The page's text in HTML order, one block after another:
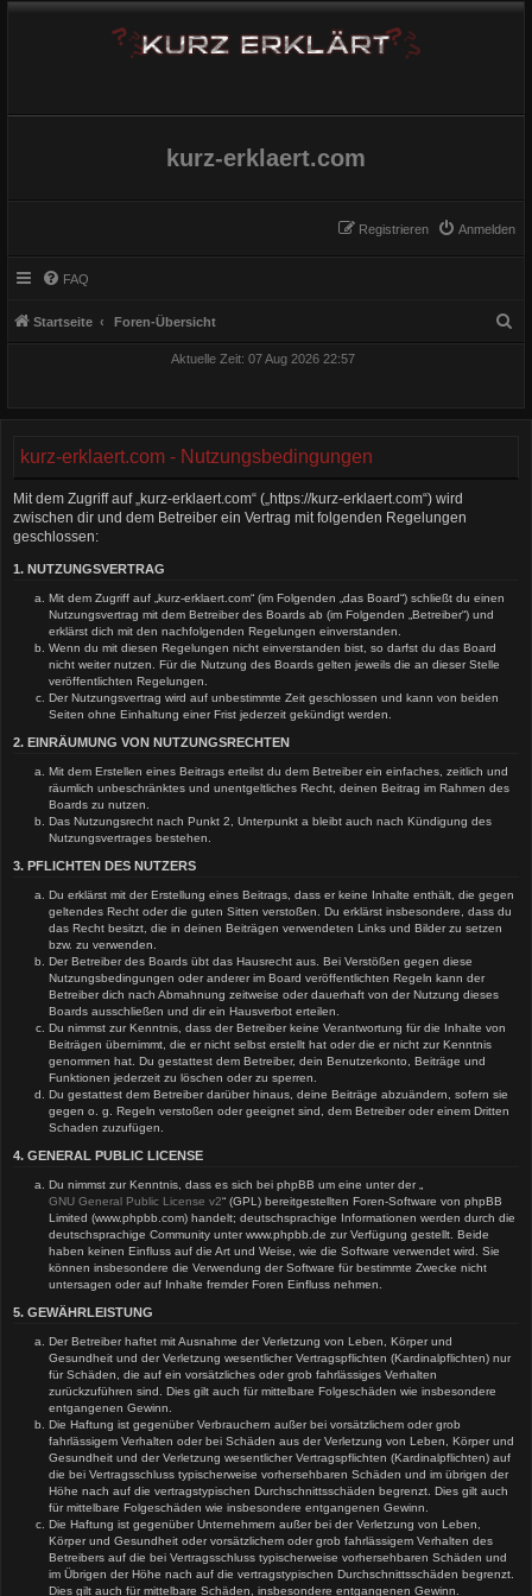
kurz-erklaert.com
Anmelden
Registrieren
FAQ
Startseite Foren-Übersicht
Aktuelle Zeit: 07 Aug 2026 22:57
kurz-erklaert.com - Nutzungsbedingungen
Mit dem Zugriff auf „kurz-erklaert.com“ („https://kurz-erklaert.com“) wird
zwischen dir und dem Betreiber ein Vertrag mit folgenden Regelungen
geschlossen:
1. NUTZUNGSVERTRAG
Mit dem Zugriff auf „kurz-erklaert.com“ (im Folgenden „das Board“) schließt du einen
Nutzungsvertrag mit dem Betreiber des Boards ab (im Folgenden „Betreiber“) und
erklärst dich mit den nachfolgenden Regelungen einverstanden.
Wenn du mit diesen Regelungen nicht einverstanden bist, so darfst du das Board
nicht weiter nutzen. Für die Nutzung des Boards gelten jeweils die an dieser Stelle
veröffentlichten Regelungen.
Der Nutzungsvertrag wird auf unbestimmte Zeit geschlossen und kann von beiden
Seiten ohne Einhaltung einer Frist jederzeit gekündigt werden.
2. EINRÄUMUNG VON NUTZUNGSRECHTEN
Mit dem Erstellen eines Beitrags erteilst du dem Betreiber ein einfaches, zeitlich und
räumlich unbeschränktes und unentgeltliches Recht, deinen Beitrag im Rahmen des
Boards zu nutzen.
Das Nutzungsrecht nach Punkt 2, Unterpunkt a bleibt auch nach Kündigung des
Nutzungsvertrages bestehen.
3. PFLICHTEN DES NUTZERS
Du erklärst mit der Erstellung eines Beitrags, dass er keine Inhalte enthält, die gegen
geltendes Recht oder die guten Sitten verstoßen. Du erklärst insbesondere, dass du
das Recht besitzt, die in deinen Beiträgen verwendeten Links und Bilder zu setzen
bzw. zu verwenden.
Der Betreiber des Boards übt das Hausrecht aus. Bei Verstößen gegen diese
Nutzungsbedingungen oder anderer im Board veröffentlichten Regeln kann der
Betreiber dich nach Abmahnung zeitweise oder dauerhaft von der Nutzung dieses
Boards ausschließen und dir ein Hausverbot erteilen.
Du nimmst zur Kenntnis, dass der Betreiber keine Verantwortung für die Inhalte von
Beiträgen übernimmt, die er nicht selbst erstellt hat oder die er nicht zur Kenntnis
genommen hat. Du gestattest dem Betreiber, dein Benutzerkonto, Beiträge und
Funktionen jederzeit zu löschen oder zu sperren.
Du gestattest dem Betreiber darüber hinaus, deine Beiträge abzuändern, sofern sie
gegen o. g. Regeln verstoßen oder geeignet sind, dem Betreiber oder einem Dritten
Schaden zuzufügen.
4. GENERAL PUBLIC LICENSE
Du nimmst zur Kenntnis, dass es sich bei phpBB um eine unter der „
GNU General Public License v2“ (GPL) bereitgestellten Foren-Software von phpBB
Limited (www.phpbb.com) handelt; deutschsprachige Informationen werden durch die
deutschsprachige Community unter www.phpbb.de zur Verfügung gestellt. Beide
haben keinen Einfluss auf die Art und Weise, wie die Software verwendet wird. Sie
können insbesondere die Verwendung der Software für bestimmte Zwecke nicht
untersagen oder auf Inhalte fremder Foren Einfluss nehmen.
5. GEWÄHRLEISTUNG
Der Betreiber haftet mit Ausnahme der Verletzung von Leben, Körper und
Gesundheit und der Verletzung wesentlicher Vertragspflichten (Kardinalpflichten) nur
für Schäden, die auf ein vorsätzliches oder grob fahrlässiges Verhalten
zurückzuführen sind. Dies gilt auch für mittelbare Folgeschäden wie insbesondere
entgangenen Gewinn.
Die Haftung ist gegenüber Verbrauchern außer bei vorsätzlichem oder grob
fahrlässigem Verhalten oder bei Schäden aus der Verletzung von Leben, Körper und
Gesundheit und der Verletzung wesentlicher Vertragspflichten (Kardinalpflichten) auf
die bei Vertragsschluss typischerweise vorhersehbaren Schäden und im übrigen der
Höhe nach auf die vertragstypischen Durchschnittsschäden begrenzt. Dies gilt auch
für mittelbare Folgeschäden wie insbesondere entgangenen Gewinn.
Die Haftung ist gegenüber Unternehmern außer bei der Verletzung von Leben,
Körper und Gesundheit oder vorsätzlichem oder grob fahrlässigem Verhalten des
Betreibers auf die bei Vertragsschluss typischerweise vorhersehbaren Schäden und
im Übrigen der Höhe nach auf die vertragstypischen Durchschnittsschäden begrenzt.
Dies gilt auch für mittelbare Schäden, insbesondere entgangenen Gewinn.